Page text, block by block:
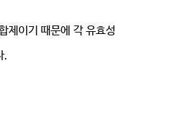
제이기 때문에 각 유효성
.